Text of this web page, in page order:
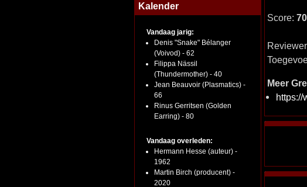
Kalender
Vandaag jarig:
Denis "Snake" Bélanger
(Voivod) - 62
Filippa Nässil
(Thundermother) - 40
Jean Beauvoir (Plasmatics) -
66
Rinus Gerritsen (Golden
Earring) - 80
Vandaag overleden:
Hermann Hesse (auteur) -
1962
Martin Birch (producent) -
2020
Score: 70
Meer
https://